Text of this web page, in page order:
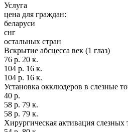
Услуга
цена для граждан:
беларуси
снг
остальных стран
Вскрытие абсцесса век (1 глаз)
76 р. 20 к.
104 р. 16 к.
104 р. 16 к.
Установка окклюдеров в слезные
40 р.
58 р. 79 к.
58 р. 79 к.
Хирургическая активация слезных